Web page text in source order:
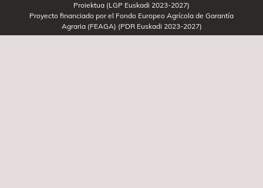
Proiektua (LGP Euskadi 2023-2027)
Proyecto financiado por el Fondo Europeo Agrícola de Garantía
Agraria (FEAGA) (PDR Euskadi 2023-2027)